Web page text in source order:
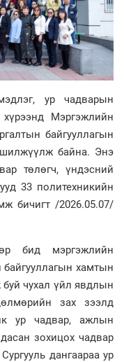
ур чадварын
Мэргэжлийн
байгууллагын
шилжүүлж байна. Энэ
төлөгч, үндэсний
33 политехникийн
бичигт /2026.05.07/
бид мэргэжлийн
хамтын
чухал үйл явдлын
зах зээлд
ур чадвар, ажлын
зохицох чадвар
дангаараа ур